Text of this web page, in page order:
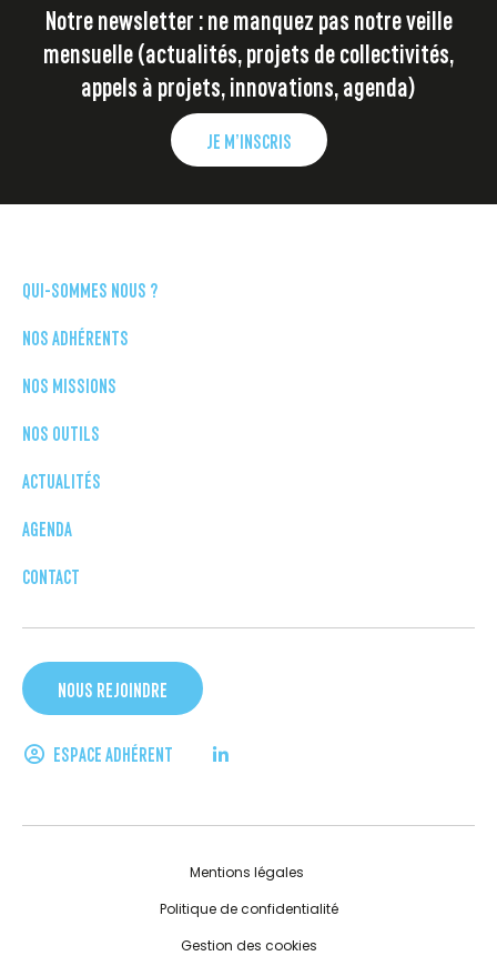
Notre newsletter : ne manquez pas notre veille
mensuelle (actualités, projets de collectivités,
appels à projets, innovations, agenda)
JE M’INSCRIS
QUI-SOMMES NOUS ?
NOS ADHÉRENTS
NOS MISSIONS
NOS OUTILS
ACTUALITÉS
AGENDA
CONTACT
NOUS REJOINDRE
ESPACE ADHÉRENT
Mentions légales
Politique de confidentialité
Gestion des cookies